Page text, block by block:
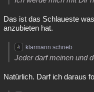
Das ist das Schlaueste
anzubieten hat.
klarmann schrieb:
Jeder darf meinen und
Natürlich. Darf ich daraus